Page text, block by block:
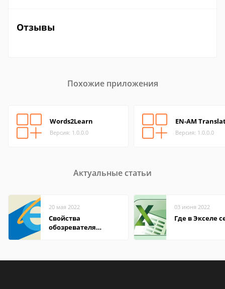
Отзывы
Похожие приложения
Words2Learn
Версия: 1.0.0.0
EN-AM
Версия: 1.0.0.0
Актуальные статьи
20 мая 2022
Свойства
обозревателя
03 июня 2022
Где в Экселе